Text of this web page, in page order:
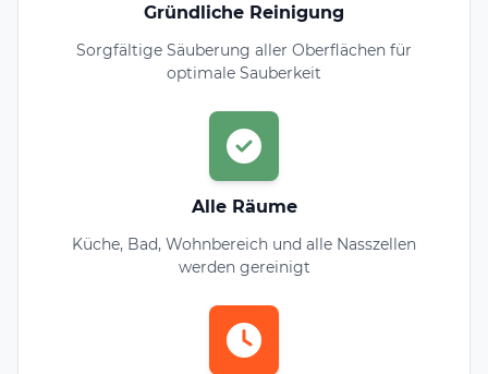
Gründliche Reinigung
Sorgfältige Säuberung aller Oberflächen für
optimale Sauberkeit
Alle Räume
Küche, Bad, Wohnbereich und alle Nasszellen
werden gereinigt